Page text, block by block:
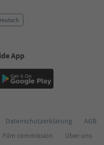
App
Datenschutzerklärung
AGB
Film commission
Über uns